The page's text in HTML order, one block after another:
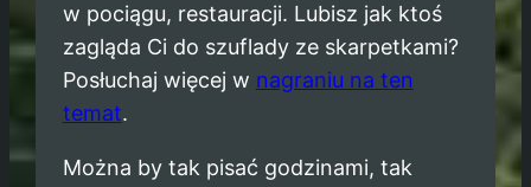
w pociągu, restauracji. Lubisz jak ktoś
zagląda Ci do szuflady ze skarpetkami?
Posłuchaj więcej w nagraniu na ten
temat.
Można by tak pisać godzinami, tak